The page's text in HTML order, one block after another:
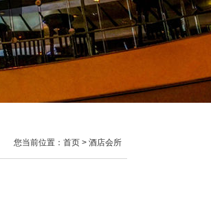
您当前位置：首页 > 酒店会所